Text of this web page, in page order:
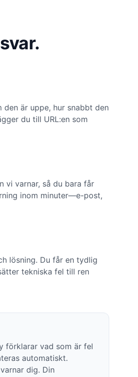
är uppe, hur snabbt den
du till URL:en som
vi varnar, så du bara får
inom minuter—e-post,
lösning. Du får en tydlig
tekniska fel till ren
förklarar vad som är fel
automatiskt.
dig. Din